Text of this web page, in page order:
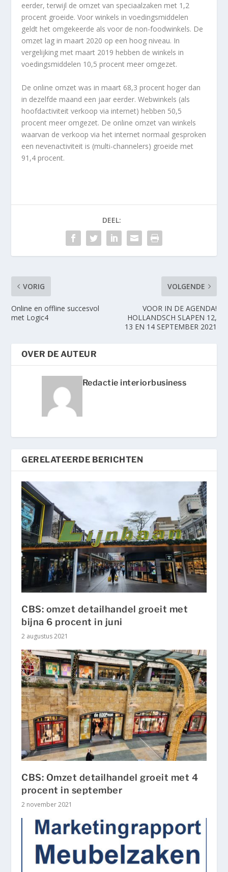
eerder, terwijl de omzet van speciaalzaken met 1,2
procent groeide. Voor winkels in voedingsmiddelen
geldt het omgekeerde als voor de non-foodwinkels. De
omzet lag in maart 2020 op een hoog niveau. In
vergelijking met maart 2019 hebben de winkels in
voedingsmiddelen 10,5 procent meer omgezet.
De online omzet was in maart 68,3 procent hoger dan
in dezelfde maand een jaar eerder. Webwinkels (als
hoofdactiviteit verkoop via internet) hebben 50,5
procent meer omgezet. De online omzet van winkels
waarvan de verkoop via het internet normaal gesproken
een nevenactiviteit is (multi-channelers) groeide met
91,4 procent.
DEEL:
VORIG
Online en offline succesvol
met Logic4
VOLGENDE
VOOR IN DE AGENDA!
HOLLANDSCH SLAPEN 12,
13 EN 14 SEPTEMBER 2021
OVER DE AUTEUR
Redactie interiorbusiness
GERELATEERDE BERICHTEN
CBS: omzet detailhandel groeit met
bijna 6 procent in juni
2 augustus 2021
CBS: Omzet detailhandel groeit met 4
procent in september
2 november 2021